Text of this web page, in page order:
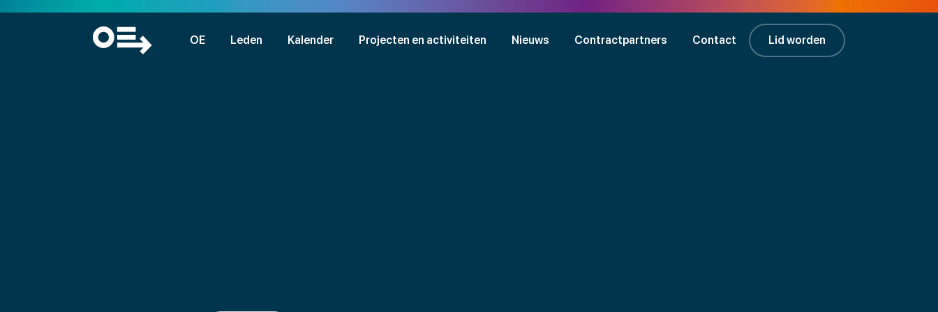
OE Leden Kalender Projecten en activiteiten Nieuws Contractpartners Contact Lid worden